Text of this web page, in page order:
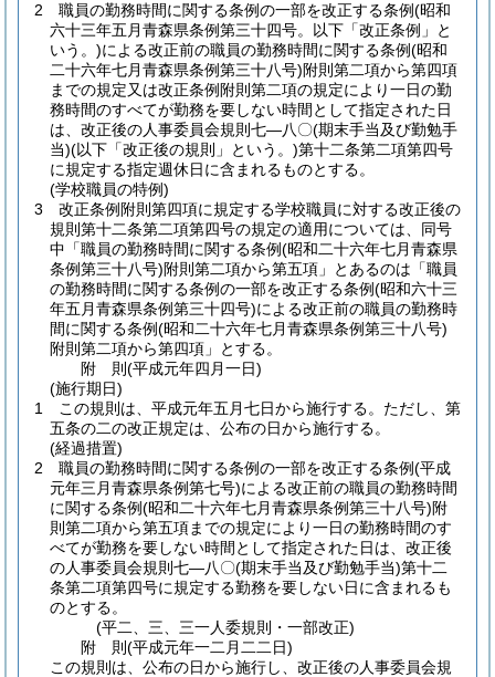
2
職員の勤務時間に関する条例の一部を改正する条例(昭和
六十三年五月青森県条例第三十四号。以下「改正条例」と
いう。)による改正前の職員の勤務時間に関する条例(昭和
二十六年七月青森県条例第三十八号)附則第二項から第四項
までの規定又は改正条例附則第二項の規定により一日の勤
務時間のすべてが勤務を要しない時間として指定された日
は、改正後の人事委員会規則七―八〇(期末手当及び勤勉手
当)(以下「改正後の規則」という。)第十二条第二項第四号
に規定する指定週休日に含まれるものとする。
(学校職員の特例)
3
改正条例附則第四項に規定する学校職員に対する改正後の
規則第十二条第二項第四号の規定の適用については、同号
中「職員の勤務時間に関する条例(昭和二十六年七月青森県
条例第三十八号)附則第二項から第五項」とあるのは「職員
の勤務時間に関する条例の一部を改正する条例(昭和六十三
年五月青森県条例第三十四号)による改正前の職員の勤務時
間に関する条例(昭和二十六年七月青森県条例第三十八号)
附則第二項から第四項」とする。
附 則(平成元年四月一日)
(施行期日)
1
この規則は、平成元年五月七日から施行する。 ただし、第
五条の二の改正規定は、公布の日から施行する。
(経過措置)
2
職員の勤務時間に関する条例の一部を改正する条例(平成
元年三月青森県条例第七号)による改正前の職員の勤務時間
に関する条例(昭和二十六年七月青森県条例第三十八号)附
則第二項から第五項までの規定により一日の勤務時間のす
べてが勤務を要しない時間として指定された日は、改正後
の人事委員会規則七―八〇(期末手当及び勤勉手当)第十二
条第二項第四号に規定する勤務を要しない日に含まれるも
のとする。
(平二、三、三一人委規則・一部改正)
附 則(平成元年一二月二二日)
この規則は、公布の日から施行し、改正後の人事委員会規